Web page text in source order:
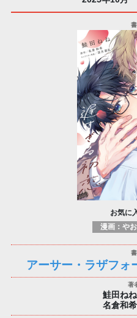
お気に
漫画：や
アーサー・ラザフォ
鮭田ねね
名倉和希